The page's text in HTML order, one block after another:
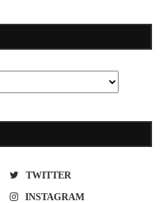
TWITTER
INSTAGRAM